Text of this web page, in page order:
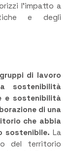
l’impatto a
e degli
di lavoro
sostenibilità
e sostenibilità
di una
che abbia
sostenibile. La
del territorio